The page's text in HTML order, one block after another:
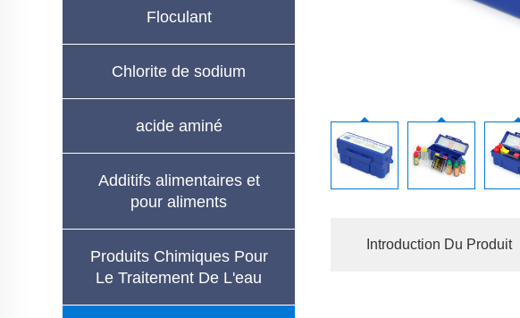
Floculant
Chlorite de sodium
acide aminé
Additifs alimentaires et
pour aliments
Produits Chimiques Pour
Le Traitement De L'eau
Introduction Du Produit